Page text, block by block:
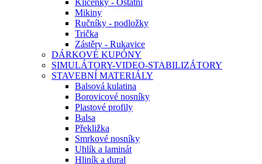
Klíčenky - Ostatní
Mikiny
Ručníky - podložky
Trička
Zástěry - Rukavice
DÁRKOVÉ KUPÓNY
SIMULÁTORY-VIDEO-STABILIZÁTORY
STAVEBNÍ MATERIÁLY
Balsová kulatina
Borovicové nosníky
Plastové profily
Balsa
Překližka
Smrkové nosníky
Uhlík a laminát
Hliník a dural